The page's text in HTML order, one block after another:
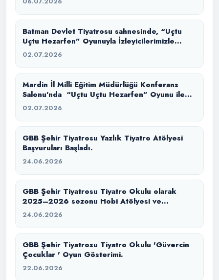
Batman Devlet Tiyatrosu sahnesinde, “Uçtu
Uçtu Hezarfen” Oyunuyla İzleyicilerimizle
Buluştuk.
02.07.2026
Mardin İl Milli Eğitim Müdürlüğü Konferans
Salonu’nda “Uçtu Uçtu Hezarfen” Oyunu ile
İzleyicilerimizle Buluştuk.
02.07.2026
GBB Şehir Tiyatrosu Yazlık Tiyatro Atölyesi
Başvuruları Başladı.
24.06.2026
GBB Şehir Tiyatrosu Tiyatro Okulu olarak
2025–2026 sezonu Hobi Atölyesi ve
Konservatuvara Hazırlık eğitim sürecimizi
24.06.2026
GBB Şehir Tiyatrosu Tiyatro Okulu 'Güvercin
Çocuklar ' Oyun Gösterimi.
22.06.2026